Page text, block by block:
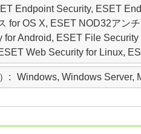
Endpoint Security, ESET
for OS X, ESET NOD32アン
for Android, ESET File
Web Security for Linux,
Windows, Windows Server,